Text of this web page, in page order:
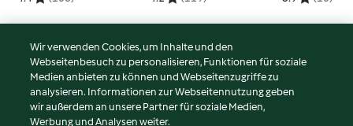
© Copyright 2026
Nutzungsbedingungen
Wir verwenden Cookies, um Inhalte und den
Webseitenbesuch zu personalisieren, Funktionen für soziale
Medien anbieten zu können und Webseitenzugriffe zu
analysieren. Informationen zur Webseitennutzung geben
wir außerdem an unsere Partner für soziale Medien,
Werbung und Analysen weiter.